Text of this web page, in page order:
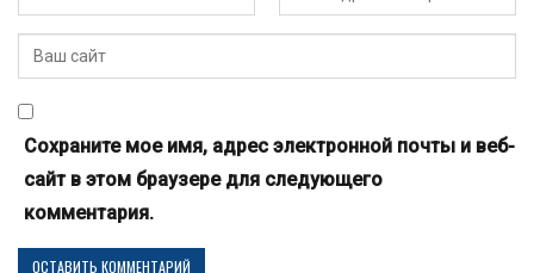
Сохраните мое имя, адрес электронной почты и веб-
сайт в этом браузере для следующего
комментария.